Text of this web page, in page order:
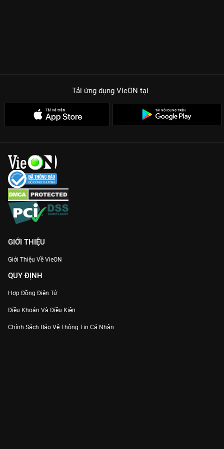
Tải ứng dụng VieON tại
GIỚI THIỆU
Giới Thiệu Về VieON
QUY ĐỊNH
Hợp Đồng Điện Tử
Điều Khoản Và Điều Kiện
Chính Sách Bảo Vệ Thông Tin Cá Nhân